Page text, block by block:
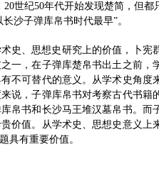
世纪50年代开始发现楚简，但
沙子弹库帛书时代最早”。
史、思想史研究上的价值，卜
一，在子弹库楚帛书出土之前
不可替代的意义。从学术史角
说，子弹库帛书对考察古代书籍
帛书和长沙马王堆汉墓帛书。
价值。从学术史、思想史意义
具有重要价值。